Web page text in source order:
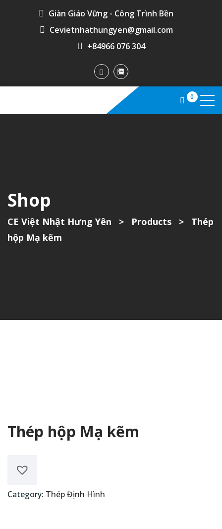
Giàn Giáo Vững - Công Trình Bền
Cevietnhathungyen@gmail.com
+84966 076 304
0
Shop
CE Việt Nhật Hưng Yên > Products >
Thép
hộp Mạ kẽm
Thép hộp Mạ kẽm
Category: Thép Định Hình